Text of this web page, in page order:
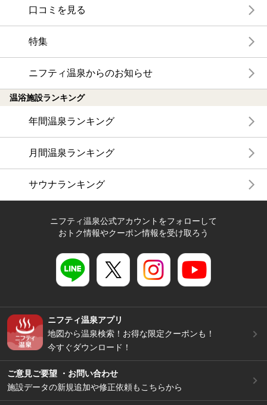
口コミを見る
特集
ニフティ温泉からのお知らせ
温浴施設ランキング
年間温泉ランキング
月間温泉ランキング
サウナランキング
ニフティ温泉公式アカウントをフォローして
おトク情報やクーポン情報を受け取ろう
ニフティ温泉アプリ
地図から温泉検索！お得な限定クーポンも！
今すぐダウンロード！
ご意見ご要望 ・お問い合わせ
施設データの新規追加や修正依頼もこちらから